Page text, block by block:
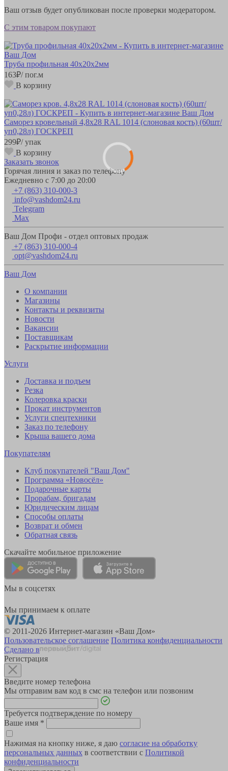
Ваш отзыв будет опубликован после проверки модератором.
С этим товаром покупают
Труба профильная 40х20х2мм
163₽/ пог.м
В корзину
Саморез кровельный 4,8х28 RAL 1014 (слоновая кость) (60шт/
уп0,28л) ГОСКРЕП
299₽/ упак
В корзину
Заказать звонок
Горячая линия и заказ по телефону
Ежедневно с 7:00 до 20:00
+7 (863) 310-000-3
info@vashdom24.ru
Telegram
Max
Ваш Дом Профи - отдел оптовых продаж
+7 (863) 310-000-4
opt@vashdom24.ru
Ваш Дом
О компании
Магазины
Контакты и реквизиты
Новости
Вакансии
Поставщикам
Раскрытие информации
Услуги
Доставка и подъем
Резка
Колеровка краски
Прокат инструментов
Услуги спецтехники
Заказ по телефону
Крыша вашего дома
Покупателям
Клуб покупателей "Ваш Дом"
Программа «Новосёл»
Подарочные карты
Прорабам, бригадам
Юридическим лицам
Способы оплаты
Возврат и обмен
Обратная связь
Скачайте мобильное приложение
Мы в соцсетях
Мы принимаем к оплате
© 2011-2026 Интернет-магазин «Ваш Дом»
Пользовательское соглашение Политика конфиденциальности
Сделано в
Регистрация
Введите номер телефона
Мы отправим вам код в смс на телефон или позвоним
Требуется подтверждение по номеру
Ваше имя *
Нажимая на кнопку ниже, я даю согласие на обработку
персональных данных в соответствии с Политикой
конфиденциальности